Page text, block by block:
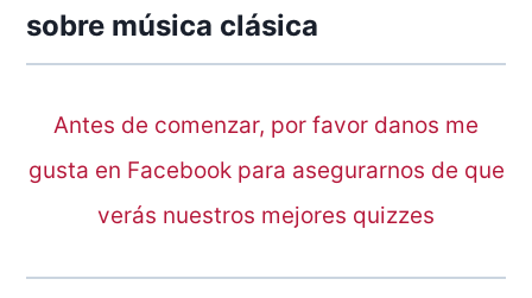
sobre música clásica
Antes de comenzar, por favor danos me
gusta en Facebook para asegurarnos de que
verás nuestros mejores quizzes